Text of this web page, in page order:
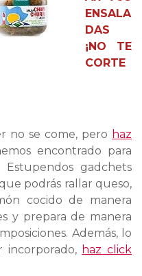
ENSALA
DAS
¡NO TE
CORTE
no se come, pero haz
encontrado para
Estupendos gadchets
podrás rallar queso,
cocido de manera
y prepara de manera
Además, lo
incorporado, haz click